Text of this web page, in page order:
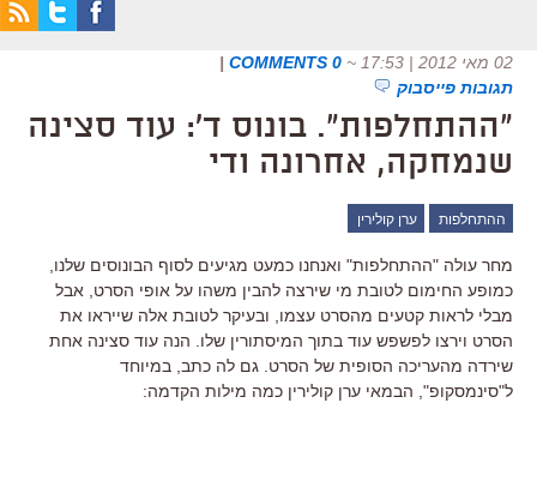
02 מאי 2012 | 17:53 ~
0 COMMENTS
|
תגובות פייסבוק
"ההתחלפות". בונוס ד': עוד סצינה
שנמחקה, אחרונה ודי
ההתחלפות ערן קולירין
מחר עולה "ההתחלפות" ואנחנו כמעט מגיעים לסוף הבונוסים שלנו,
כמופע החימום לטובת מי שירצה להבין משהו על אופי הסרט, אבל
מבלי לראות קטעים מהסרט עצמו, ובעיקר לטובת אלה שייראו את
הסרט וירצו לפשפש עוד בתוך המיסתורין שלו. הנה עוד סצינה אחת
שירדה מהעריכה הסופית של הסרט. גם לה כתב, במיוחד
ל"סינמסקופ", הבמאי ערן קולירין כמה מילות הקדמה: